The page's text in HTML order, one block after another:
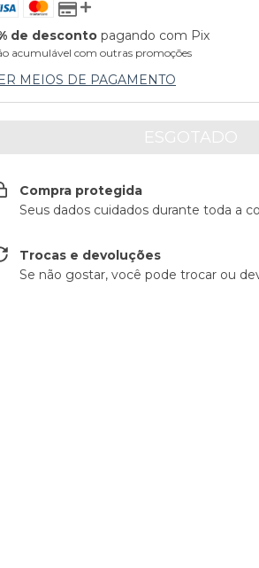
de desconto pagando com Pix
acumulável com outras promoções
MEIOS DE PAGAMENTO
Compra protegida
Seus dados cuidados durante toda a
Trocas e devoluções
Se não gostar, você pode trocar ou